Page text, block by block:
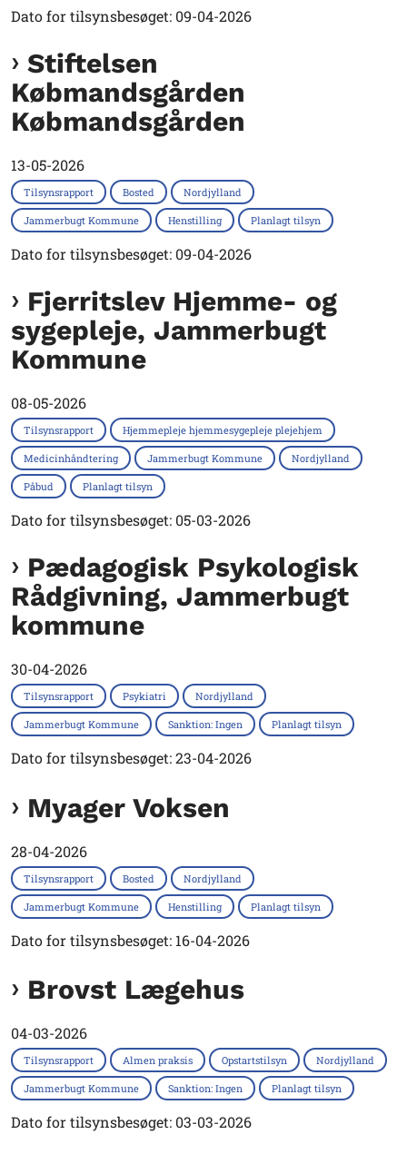
Dato for tilsynsbesøget: 09-04-2026
Stiftelsen
Købmandsgården
Købmandsgården
13-05-2026
Tilsynsrapport Bosted Nordjylland
Jammerbugt Kommune Henstilling Planlagt tilsyn
Dato for tilsynsbesøget: 09-04-2026
Fjerritslev Hjemme- og
sygepleje, Jammerbugt
Kommune
08-05-2026
Tilsynsrapport Hjemmepleje hjemmesygepleje plejehjem
Medicinhåndtering Jammerbugt Kommune Nordjylland
Påbud Planlagt tilsyn
Dato for tilsynsbesøget: 05-03-2026
Pædagogisk Psykologisk
Rådgivning, Jammerbugt
kommune
30-04-2026
Tilsynsrapport Psykiatri Nordjylland
Jammerbugt Kommune Sanktion: Ingen Planlagt tilsyn
Dato for tilsynsbesøget: 23-04-2026
Myager Voksen
28-04-2026
Tilsynsrapport Bosted Nordjylland
Jammerbugt Kommune Henstilling Planlagt tilsyn
Dato for tilsynsbesøget: 16-04-2026
Brovst Lægehus
04-03-2026
Tilsynsrapport Almen praksis Opstartstilsyn Nordjylland
Jammerbugt Kommune Sanktion: Ingen Planlagt tilsyn
Dato for tilsynsbesøget: 03-03-2026